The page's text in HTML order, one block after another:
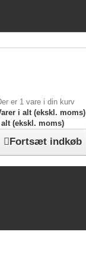
er 1 vare i din kurv
i alt (ekskl. moms)
I alt (ekskl. moms)
Fortsæt indkøb